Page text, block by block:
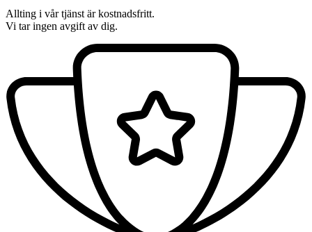
Allting i vår tjänst är kostnadsfritt.
Vi tar ingen avgift av dig.